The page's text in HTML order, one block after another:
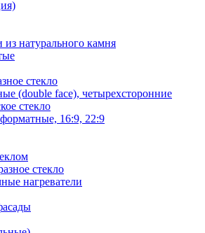
натурального камня
стекло
(double face), четырехсторонние
стекло
16:9, 22:9
стекло
нагреватели